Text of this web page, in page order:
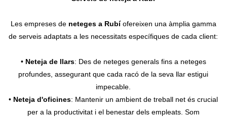
Les empreses de neteges a Rubíofereixen una àmplia gamma
de serveis adaptats a les necessitats específiques de cada client:
• Neteja de llars: Des de neteges generals fins a neteges
profundes, assegurant que cada racó de la seva llar estigui
impecable.
• Neteja d'oficines: Mantenir un ambient de treball net és crucial
per a la productivitat i el benestar dels empleats. Som